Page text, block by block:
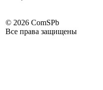
© 2026 ComSPb
Все права защищены